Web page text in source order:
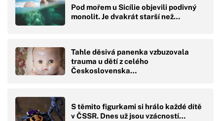
Pod mořem u Sicílie objevili podivný
monolit. Je dvakrát starší než…
Tahle děsivá panenka vzbuzovala
trauma u dětí z celého
Československa…
S těmito figurkami si hrálo každé dítě
v ČSSR. Dnes už jsou vzácností…